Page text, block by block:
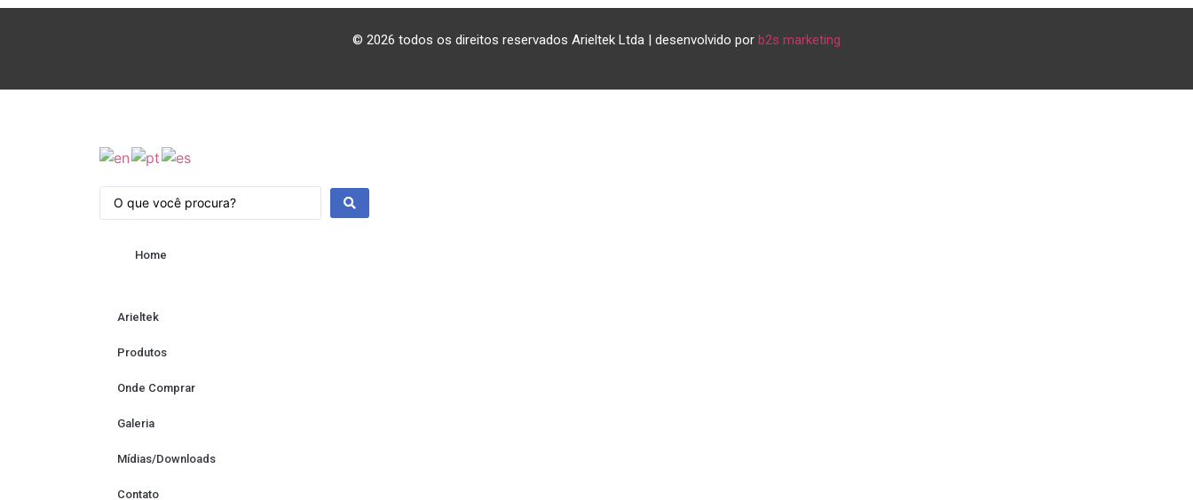
© 2026 todos os direitos reservados Arieltek Ltda | desenvolvido por b2s marketing
Home
Arieltek
Produtos
Onde Comprar
Galeria
Mídias/Downloads
Contato